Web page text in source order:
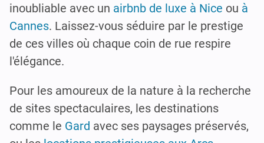
inoubliable avec un airbnb de luxe à Nice ou à
Cannes. Laissez-vous séduire par le prestige
de ces villes où chaque coin de rue respire
l'élégance.
Pour les amoureux de la nature à la recherche
de sites spectaculaires, les destinations
comme le Gard avec ses paysages préservés,